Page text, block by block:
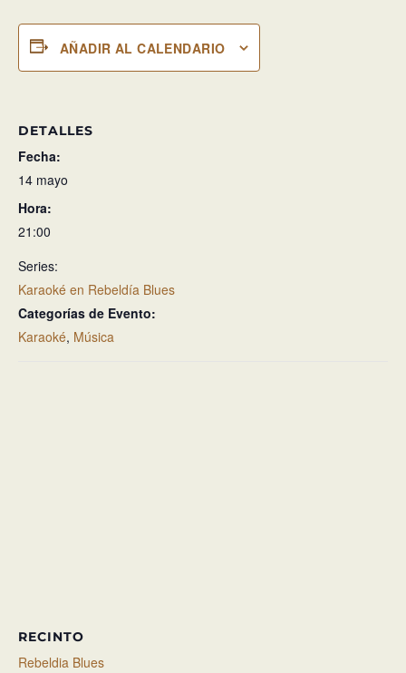
AÑADIR AL CALENDARIO
DETALLES
Fecha:
14 mayo
Hora:
21:00
Series:
Karaoké en Rebeldía Blues
Categorías de Evento:
Karaoké, Música
RECINTO
Rebeldia Blues